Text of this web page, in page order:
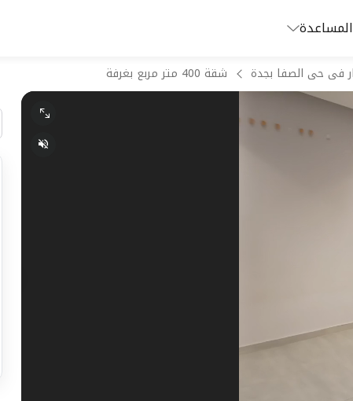
المساعدة
فى حى الصفا بجدة شقة 400 متر مربع بغرفة